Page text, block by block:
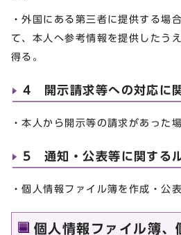
・外国にある第三者に提供する場
て、本人へ参考情報を提供したう
得る。
4 開示請求等への対応に
・本人から開示等の請求があった
5 通知・公表等に関する
・個人情報ファイル簿を作成・公表
個人情報ファイル簿、